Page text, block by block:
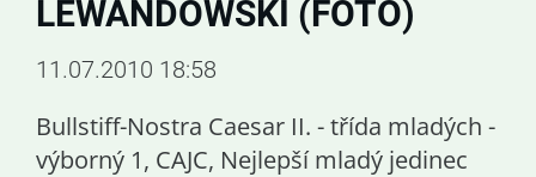
LEWANDOWSKI (FOTO)
11.07.2010 18:58
Bullstiff-Nostra Caesar II. - třída mladých -
výborný 1, CAJC, Nejlepší mladý jedinec